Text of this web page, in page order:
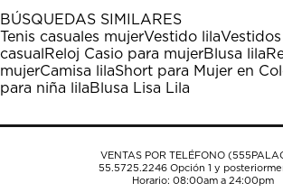
1
estrella
Esta
acción
abrirá
el
de
estrellas.
Esta
acción
abrirá
el
de
estrellas.
Esta
acción
abrirá
el
de
estrellas.
Esta
acción
abrirá
el
de
estrellas.
Esta
acción
abrirá
el
de
BÚSQUEDAS SIMILARES
Tenis casuales mujerVestido lila
casual Reloj Casio para mujerBlusa lila
mujerCamisa lilaShort para Mujer en
para niña lilaBlusa Lisa Lila
VENTAS POR TELÉFONO
55.5725.2246Opción 1 y
Horario: 08:00am a 24:00pm